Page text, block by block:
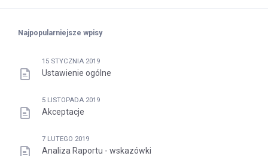
Najpopularniejsze wpisy
15 STYCZNIA 2019
Ustawienie ogólne
5 LISTOPADA 2019
Akceptacje
7 LUTEGO 2019
Analiza Raportu - wskazówki